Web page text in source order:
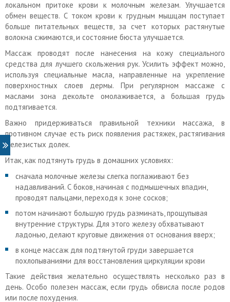
локальном притоке крови к молочным железам. Улучшается
обмен веществ. С током крови к грудным мышцам поступает
больше питательных веществ, за счет которых растянутые
волокна сжимаются, и состояние бюста улучшается.
Массаж проводят после нанесения на кожу специального
средства для лучшего скольжения рук. Усилить эффект можно,
используя специальные масла, направленные на укрепление
поверхностных слоев дермы. При регулярном массаже с
маслами зона декольте омолаживается, а большая грудь
подтягивается.
Важно придерживаться правильной техники массажа, в
противном случае есть риск появления растяжек, растягивания
железистых долек.
Итак, как подтянуть грудь в домашних условиях:
сначала молочные железы слегка поглаживают без
надавливаний. С боков, начиная с подмышечных впадин,
проводят пальцами, переходя к зоне сосков;
потом начинают большую грудь разминать, прощупывая
внутренние структуры. Для этого железу обхватывают
ладонью, делают круговые движения от основания вверх;
в конце массаж для подтянутой груди завершается
похлопываниями для восстановления циркуляции крови
Такие действия желательно осуществлять несколько раз в
день. Особо полезен массаж, если грудь обвисла после родов
или после похудения.